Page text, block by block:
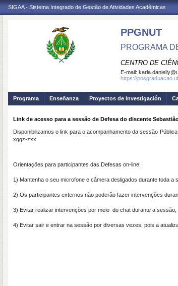
SIGAA - Sistema Integrado de Gestão de Atividades Acadêmicas
PPGNUT
PROGRAMA
CENTRO DE
E-mail:
https://
Programa Enseñanza Proyectos de Investigación
Link de acesso para a sessão de Defesa do discente
Disponibilizamos o link para o acompanhamento da sessão
xggz-zxx
Orientações para participantes das Defesas on-line:
1) Mantenha o seu microfone e câmera desligados durante toda a
2) Os participantes externos não poderão fazer intervenções
3) Evitar realizar intervenções por meio do chat durante a
4) Evitar sair e entrar na sessão por diversas vezes, pois a